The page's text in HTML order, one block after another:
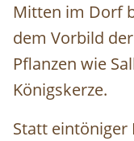
Mitten im Dorf
dem Vorbild
Pflanzen wie
Königskerze.
Statt eintöniger